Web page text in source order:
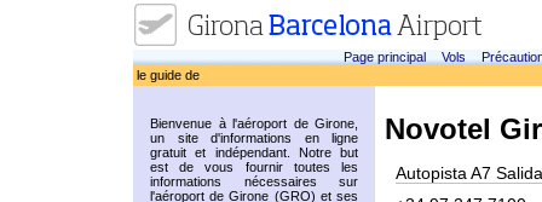
Page principal Vols
le guide de
Bienvenue à l'aéroport de Girone,
un site d'informations en ligne
gratuit et indépendant. Notre but
est de vous fournir toutes les
informations nécessaires sur
l'aéroport de Girone (GRO) et ses
Novotel
Autopista A7